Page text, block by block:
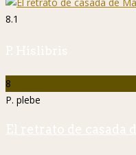
8.1
P. Hislibris
8
P. plebe
El retrato de casada